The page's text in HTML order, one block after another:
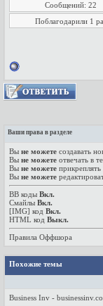
Сообщений: 22
Поблагодарили 1
Ваши права в разделе
Вы не можете создавать
Вы не можете отвечать в
Вы не можете
Вы не можете
BB коды Вкл.
Смайлы Вкл.
[IMG] код Вкл.
HTML код Выкл.
Правила Оффшора
Похожие темы
Business Inv -